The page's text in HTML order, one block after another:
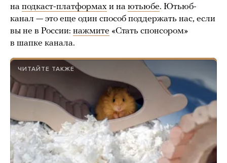
на подкаст-платформах и на ютьюбе. Ютьюб-
канал — это еще один способ поддержать нас, если
вы не в России: нажмите «Стать спонсором»
в шапке канала.
ЧИТАЙТЕ ТАКЖЕ